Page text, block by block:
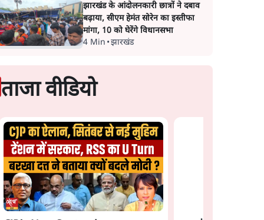
झारखंड के आंदोलनकारी छात्रों ने दबाव
बढ़ाया, सीएम हेमंत सोरेन का इस्तीफा
मांगा, 10 को घेरेंगे विधानसभा
4 Min •झारखंड
ताजा वीडियो